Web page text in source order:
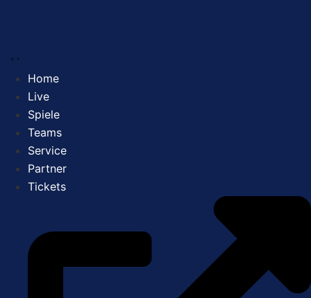
Home
Live
Spiele
Teams
Service
Partner
Tickets